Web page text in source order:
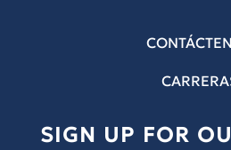
SIGN UP FOR